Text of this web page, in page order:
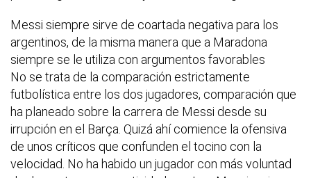
Messi siempre sirve de coartada negativa para los
argentinos, de la misma manera que a Maradona
siempre se le utiliza con argumentos favorables
No se trata de la comparación estrictamente
futbolística entre los dos jugadores, comparación que
ha planeado sobre la carrera de Messi desde su
irrupción en el Barça. Quizá ahí comience la ofensiva
de unos críticos que confunden el tocino con la
velocidad. No ha habido un jugador con más voluntad